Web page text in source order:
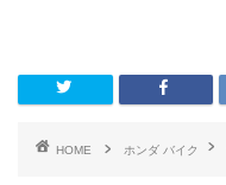
HOME ホンダ バイク